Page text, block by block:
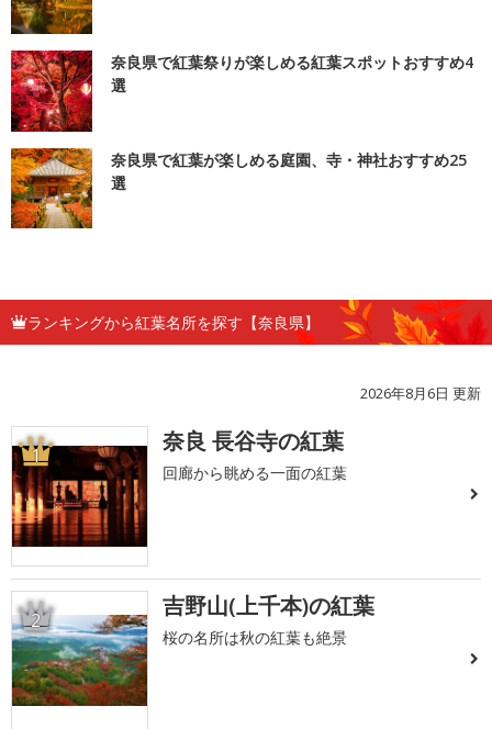
奈良県で紅葉祭りが楽しめる紅葉スポットおすすめ4
選
奈良県で紅葉が楽しめる庭園、寺・神社おすすめ25
選
ランキングから紅葉名所を探す【奈良県】
2026年8月6日 更新
1 奈良 長谷寺の紅葉
回廊から眺める一面の紅葉
2 吉野山(上千本)の紅葉
桜の名所は秋の紅葉も絶景